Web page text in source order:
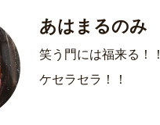
あはまるのみ
笑う門には福来る！！
ケセラセラ！！